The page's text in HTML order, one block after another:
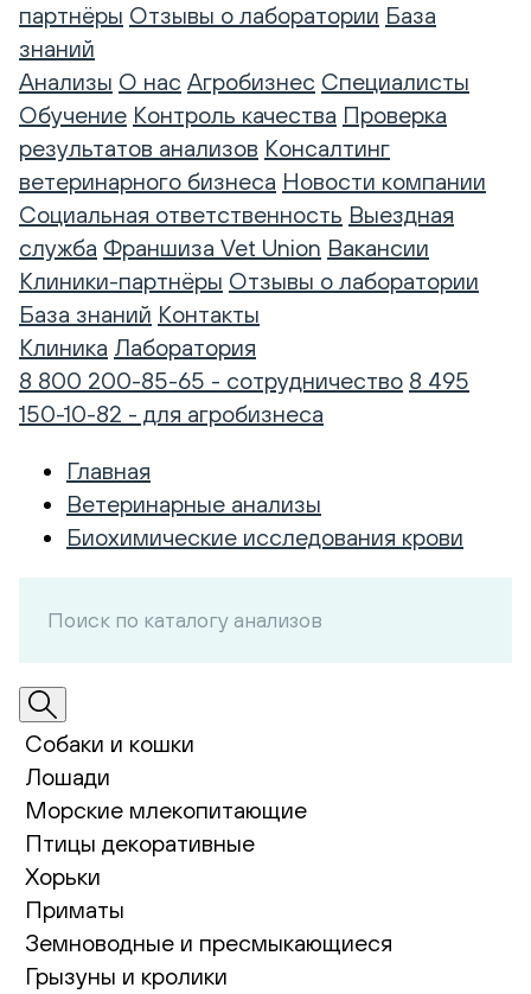
партнёры Отзывы о лаборатории База
знаний
Анализы О нас Агробизнес Специалисты
Обучение Контроль качества Проверка
результатов анализов Консалтинг
ветеринарного бизнеса Новости компании
Социальная ответственность Выездная
служба Франшиза Vet Union Вакансии
Клиники-партнёры Отзывы о лаборатории
База знаний Контакты
Клиника Лаборатория
8 800 200-85-65 - сотрудничество 8 495
150-10-82 - для агробизнеса
Главная
Ветеринарные анализы
Биохимические исследования крови
Собаки и кошки
Лошади
Морские млекопитающие
Птицы декоративные
Хорьки
Приматы
Земноводные и пресмыкающиеся
Грызуны и кролики